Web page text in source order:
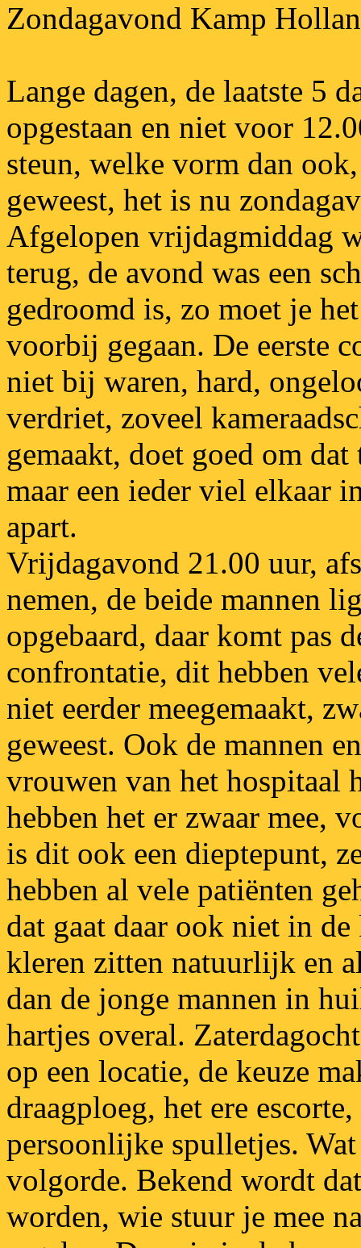
Zondagavond Kamp
Lange dagen, de laatste 5
opgestaan en niet voor
steun, welke vorm dan
geweest, het is nu
Afgelopen vrijdagmiddag
terug, de avond was een
gedroomd is, zo moet je
voorbij gegaan. De eerste
niet bij waren, hard,
verdriet, zoveel
gemaakt, doet goed om
maar een ieder viel elkaar
apart.
Vrijdagavond 21.00 uur,
nemen, de beide mannen
opgebaard, daar komt pas
confrontatie, dit hebben
niet eerder meegemaakt,
geweest. Ook de mannen en
vrouwen van het hospitaal
hebben het er zwaar mee,
is dit ook een dieptepunt,
hebben al vele patiënten
dat gaat daar ook niet in de
kleren zitten natuurlijk en
dan de jonge mannen in
hartjes overal.
op een locatie, de keuze
draagploeg, het ere
persoonlijke spulletjes.
volgorde. Bekend wordt
worden, wie stuur je mee